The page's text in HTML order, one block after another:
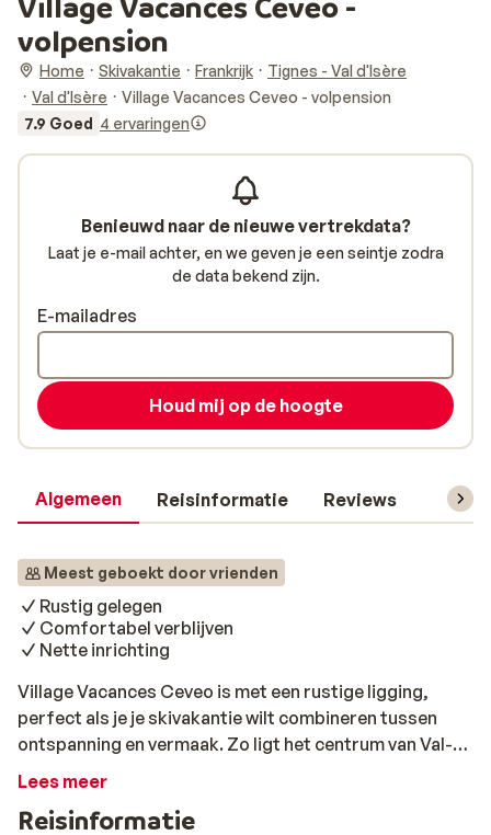
volpension
Home Skivakantie Frankrijk
Tignes - Val d'Isère
Val d'Isère
Village Vacances Ceveo - volpension
7.9 Goed 4 ervaringen
Algemeen Reisinformatie Reviews
Meest geboekt door vrienden
Rustig gelegen
Comfortabel verblijven
Nette inrichting
Village Vacances Ceveo is met een rustige ligging,
perfect als je je skivakantie wilt combineren tussen
ontspanning en vermaak. Zo ligt het centrum van Val-
d'Isere op ca. 500 meter afstand en bereik je de
Alle appartementen en kamers zijn ruim en
Lees meer
Reisinformatie
Benieuwd naar de nieuwe vertrekdata?
Laat je e-mail achter, en we geven je een seintje zodra
de data bekend zijn.
E-mailadres
Houd mij op de hoogte